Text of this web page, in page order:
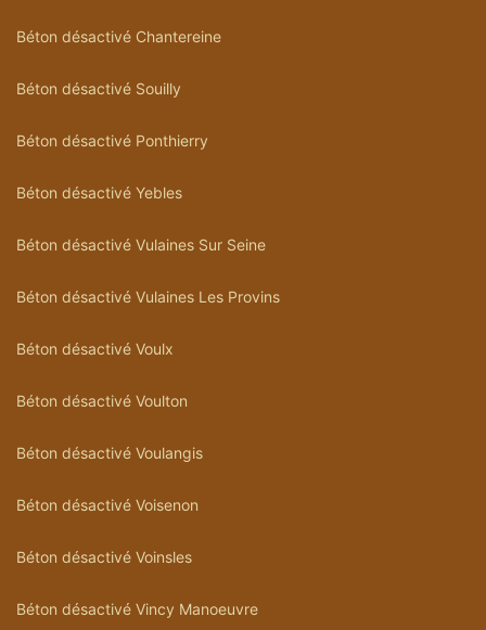
Béton désactivé Chantereine
Béton désactivé Souilly
Béton désactivé Ponthierry
Béton désactivé Yebles
Béton désactivé Vulaines Sur Seine
Béton désactivé Vulaines Les Provins
Béton désactivé Voulx
Béton désactivé Voulton
Béton désactivé Voulangis
Béton désactivé Voisenon
Béton désactivé Voinsles
Béton désactivé Vincy Manoeuvre